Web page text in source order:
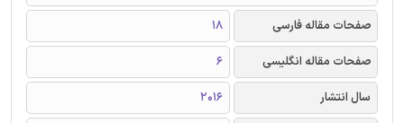
صفحات مقاله فارسی
18
صفحات مقاله انگلیسی
6
سال انتشار
2016